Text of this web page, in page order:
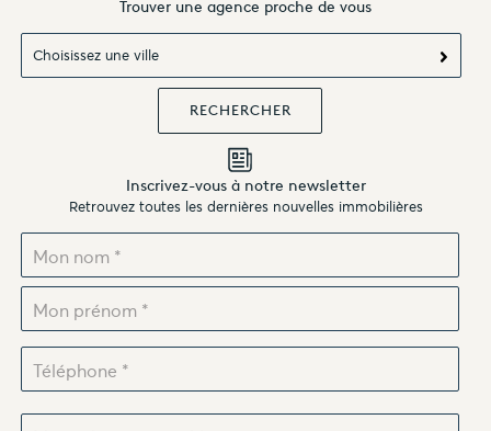
Trouver une agence proche de vous
Choisissez une ville
Inscrivez-vous à notre newsletter
Retrouvez toutes les dernières nouvelles immobilières